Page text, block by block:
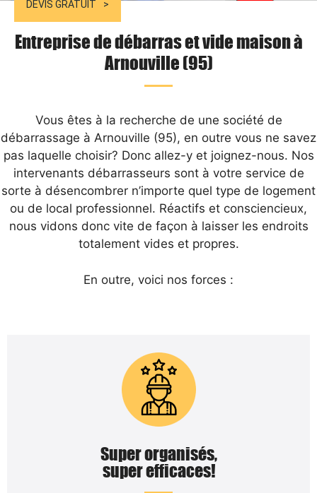
DEVIS GRATUIT
Entreprise de débarras et vide maison à
Arnouville (95)
Vous êtes à la recherche de une société de
débarrassage à Arnouville (95), en outre vous ne savez
pas laquelle choisir? Donc allez-y et joignez-nous. Nos
intervenants débarrasseurs sont à votre service de
sorte à désencombrer n’importe quel type de logement
ou de local professionnel. Réactifs et consciencieux,
nous vidons donc vite de façon à laisser les endroits
totalement vides et propres.
En outre, voici nos forces :
Super organisés,
super efficaces!